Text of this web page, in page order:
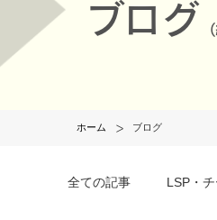
ブログ (
ホーム > ブログ
全ての記事 LSP・